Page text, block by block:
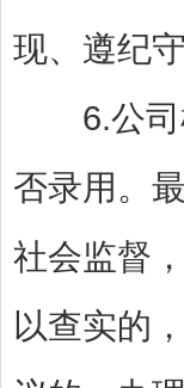
现、遵纪
6.公司根
否录用。
社会监督
以查实的